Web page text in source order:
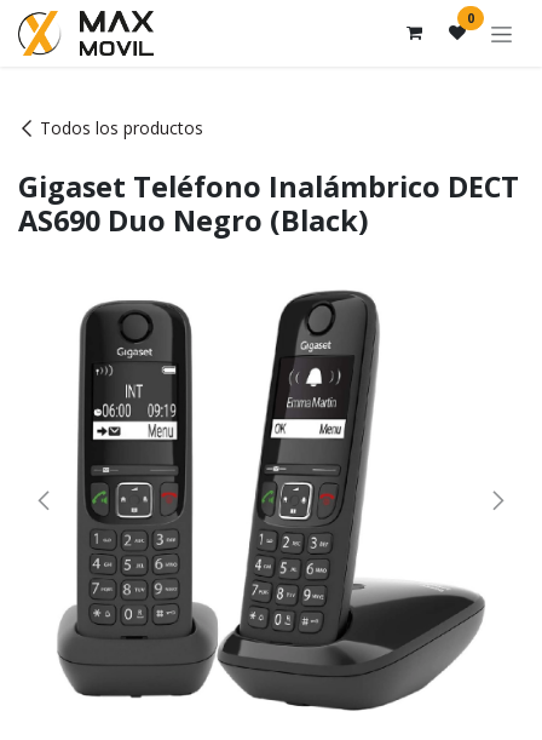
Ir al contenido 0
Todos los productos
Gigaset Teléfono Inalámbrico DECT
AS690 Duo Negro (Black)